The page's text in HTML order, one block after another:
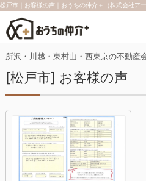
松戸市｜お客様の声｜おうちの仲介＋（株式会社アー
所沢・川越・東村山・西東京の不動産
[松戸市] お客様の声